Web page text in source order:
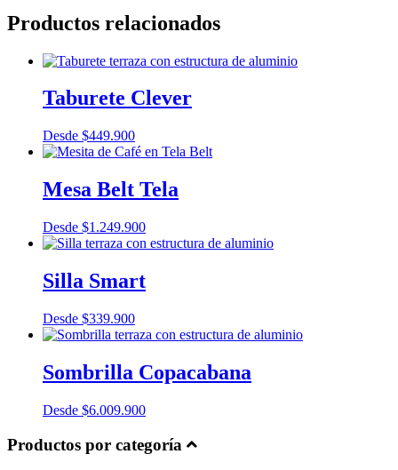
Productos relacionados
Taburete Clever
Desde $449.900
Mesa Belt Tela
Desde $1.249.900
Silla Smart
Desde $339.900
Sombrilla Copacabana
Desde $6.009.900
Productos por categoría